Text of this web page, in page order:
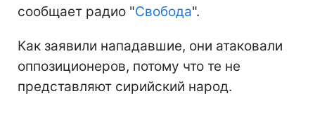
сообщает радио "Свобода".
Как заявили нападавшие, они атаковали
оппозиционеров, потому что те не
представляют сирийский народ.